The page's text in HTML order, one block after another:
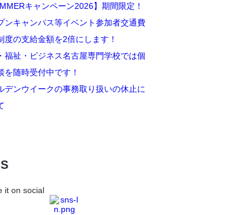
キャンペーン2026】期間限定！
ンキャンパス等イベント参加者交通費
度の支給金額を2倍にします！
福祉・ビジネス名古屋専門学校では個
を随時受付中です！
デンウイークの事務取り扱いの休止に
it on social